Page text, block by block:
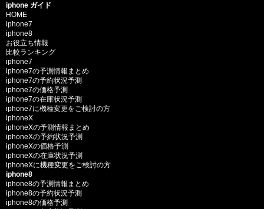
iphone ガイド
HOME
iphone7
iphone8
お役立ち情報
比較ランキング
iphone7
iphone7の予測情報まとめ
iphone7の予約状況予測
iphone7の価格予測
iphone7の在庫状況予測
iphone7に機種変更をご検討の方
iphoneX
iphoneXの予測情報まとめ
iphoneXの予約状況予測
iphoneXの価格予測
iphoneXの在庫状況予測
iphoneXに機種変更をご検討の方
iphone8
iphone8の予測情報まとめ
iphone8の予約状況予測
iphone8の価格予測